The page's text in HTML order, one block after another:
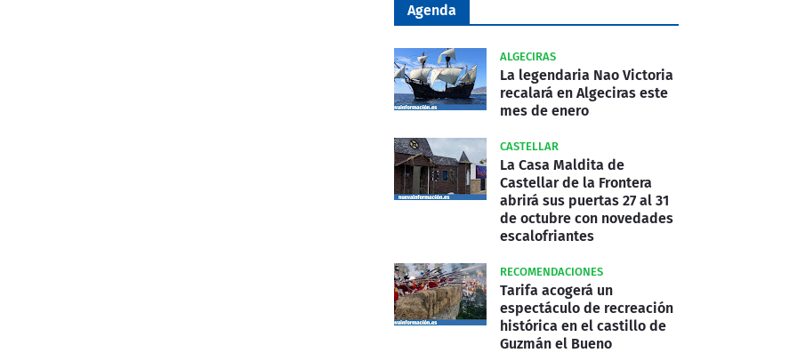
Agenda
ALGECIRAS
La legendaria Nao Victoria
recalará en Algeciras este
mes de enero
CASTELLAR
La Casa Maldita de
Castellar de la Frontera
abrirá sus puertas 27 al 31
de octubre con novedades
escalofriantes
RECOMENDACIONES
Tarifa acogerá un
espectáculo de recreación
histórica en el castillo de
Guzmán el Bueno